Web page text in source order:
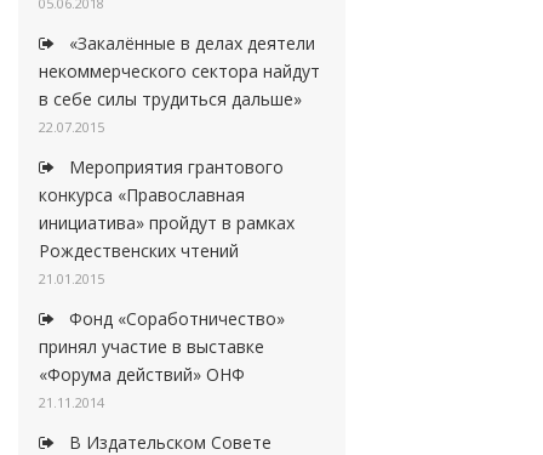
«Закалённые в делах деятели
некоммерческого сектора найдут
в себе силы трудиться дальше»
22.07.2015
Мероприятия грантового
конкурса «Православная
инициатива» пройдут в рамках
Рождественских чтений
21.01.2015
Фонд «Соработничество»
принял участие в выставке
«Форума действий» ОНФ
21.11.2014
В Издательском Совете